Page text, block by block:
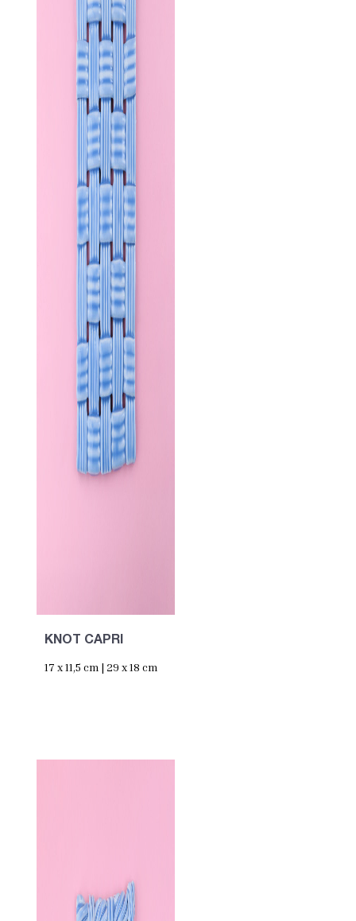
KNOT CAPRI
17 x 11,5 cm | 29 x 18 cm